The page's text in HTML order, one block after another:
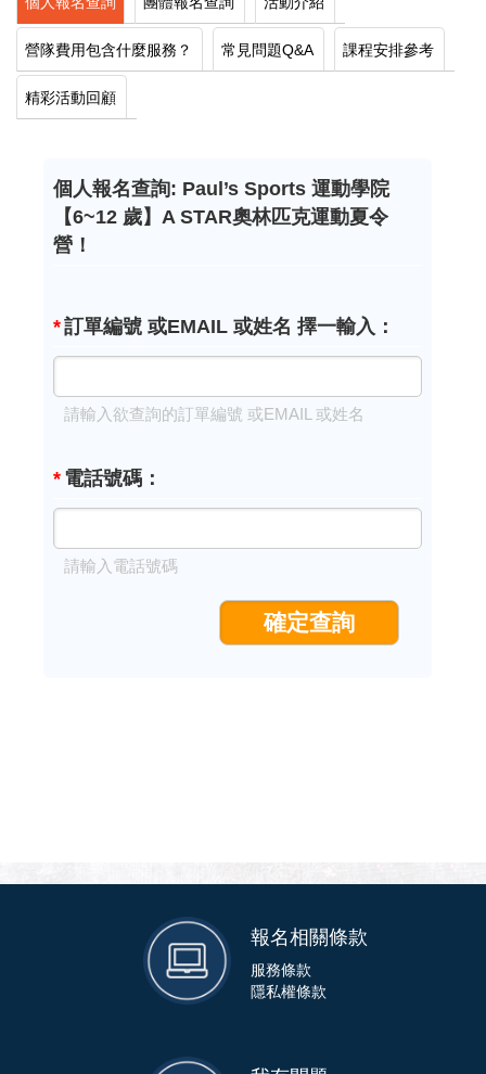
營隊費用包含什麼服務？ 常見問題Q&A 課程安排參考
精彩活動回顧
個人報名查詢: Paul’s Sports 運動學院
【6~12 歲】A STAR奧林匹克運動夏令
營！
*訂單編號 或EMAIL 或姓名 擇一輸入：
請輸入欲查詢的訂單編號 或EMAIL 或姓名
* 電話號碼：
請輸入電話號碼
報名相關條款
服務條款
隱私權條款